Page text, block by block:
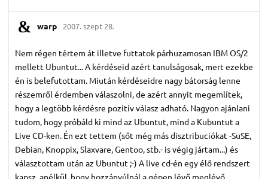
warp 2007. szept 28.
Nem régen tértem át illetve futtatok párhuzamosan IBM OS/2
mellett Ubuntut... A kérdéseid azért tanulságosak, mert ezekbe
én is belefutottam. Miután kérdéseidre nagy bátorság lenne
részemről érdemben válaszolni, de azért annyit megemlítek,
hogy a legtöbb kérdésre pozitív válasz adható. Nagyon ajánlani
tudom, hogy próbáld ki mind az Ubuntut, mind a Kubuntut a
Live CD-ken. Én ezt tettem (sőt még más disztribuciókat -SuSE,
Debian, Knoppix, Slaxvare, Gentoo, stb.- is végig jártam...) és
választottam után az Ubuntut ;-) A live cd-én egy élő rendszert
kapsz, anélkül, hogy hozzányúlnál a gépen lévő meglévő